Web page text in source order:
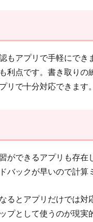
もアプリで手軽にで
利点です。書き取り
リで十分対応できます。
ができるアプリも存
バックが早いので計算
るとアプリだけでは
プとして使うのが現